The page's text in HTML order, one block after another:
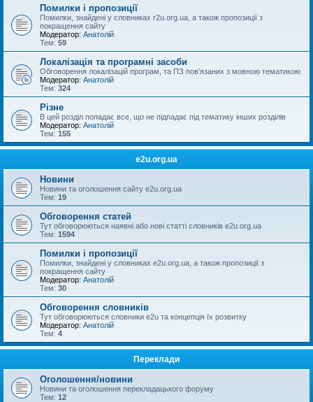
Помилки і пропозиції
Помилки, знайдені у словниках r2u.org.ua, а також пропозиції з
покращення сайту
Модератор: Анатолій
Тем: 59
Локалізація та програмні засоби
Обговорення локалізацій програм, та ПЗ пов’язаних з мовною тематикою
Модератор: Анатолій
Тем: 324
Різне
В цей розділ попадає все, що не підпадає під тематику інших розділів
Модератор: Анатолій
Тем: 155
e2u.org.ua
Новини
Новини та оголошення сайту e2u.org.ua
Тем: 19
Обговорення статей
Тут обговорюються наявні або нові статті словників e2u.org.ua
Тем: 1594
Помилки і пропозиції
Помилки, знайдені у словниках e2u.org.ua, а також пропозиції з
покращення сайту
Модератор: Анатолій
Тем: 30
Обговорення словників
Тут обговорюються словники e2u та концепція їх розвитку
Модератор: Анатолій
Тем: 4
Переклади
Оголошення/новини
Новини та оголошення перекладацького форуму
Тем: 12